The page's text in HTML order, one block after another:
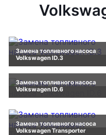
Замена топливного насоса
Volkswagen ID.3
Замена топливного насоса
Volkswagen ID.6
Замена топливного насоса
Volkswagen Transporter